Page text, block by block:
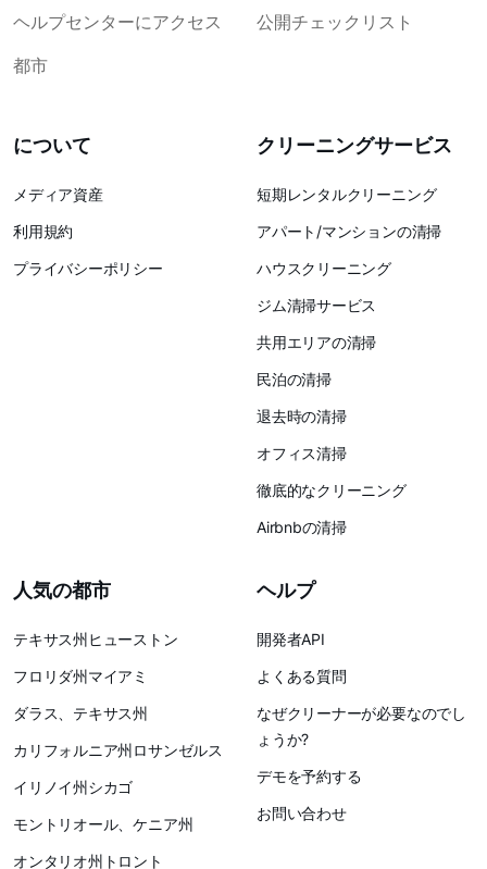
ヘルプセンターにアクセス
公開チェックリスト
都市
について
メディア資産
利用規約
プライバシーポリシー
クリーニングサービス
短期レンタルクリーニング
アパート/マンションの清掃
ハウスクリーニング
ジム清掃サービス
共用エリアの清掃
民泊の清掃
退去時の清掃
オフィス清掃
徹底的なクリーニング
Airbnbの清掃
人気の都市
テキサス州ヒューストン
フロリダ州マイアミ
ダラス、テキサス州
カリフォルニア州ロサンゼルス
イリノイ州シカゴ
モントリオール、ケニア州
オンタリオ州トロント
ヘルプ
開発者API
よくある質問
なぜクリーナーが必要なのでし
ょうか?
デモを予約する
お問い合わせ